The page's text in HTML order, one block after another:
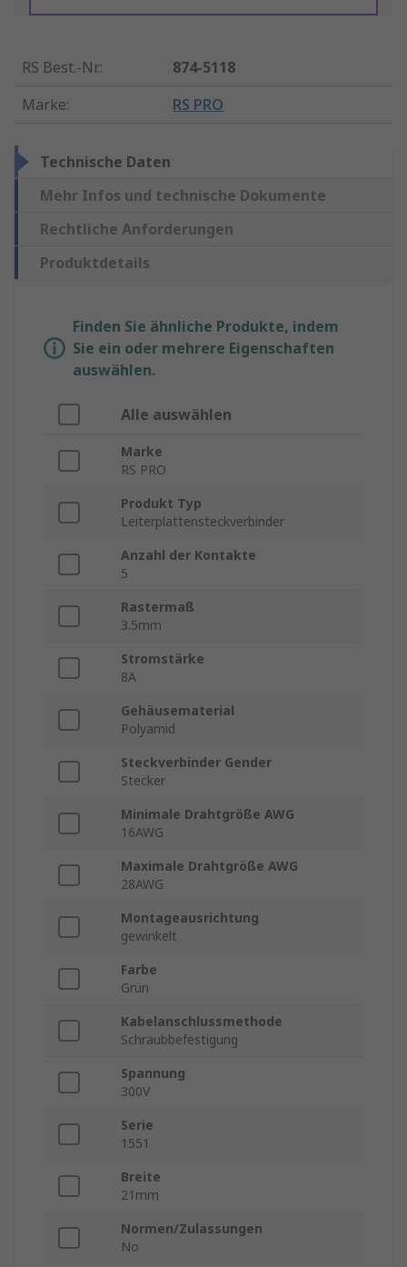
RS Best.-Nr.:
874-5118
Marke: RS PRO
Technische Daten
Mehr Infos und technische Dokumente
Rechtliche Anforderungen
Produktdetails
Finden Sie ähnliche Produkte, indem
Sie ein oder mehrere Eigenschaften
auswählen.
Alle auswählen
Marke
RS PRO
Produkt Typ
Leiterplattensteckverbinder
Anzahl der Kontakte
5
Rastermaß
3.5mm
Stromstärke
8A
Gehäusematerial
Polyamid
Steckverbinder Gender
Stecker
Minimale Drahtgröße AWG
16AWG
Maximale Drahtgröße AWG
28AWG
Montageausrichtung
gewinkelt
Farbe
Grün
Kabelanschlussmethode
Schraubbefestigung
Spannung
300V
Serie
1551
Breite
21mm
Normen/Zulassungen
No